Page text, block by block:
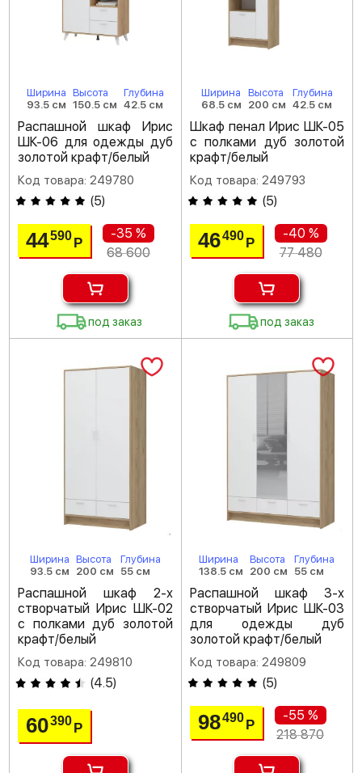
Ширина
93.5 см
Высота
150.5 см
Глубина
42.5 см
Распашной шкаф Ирис
ШК-06 для одежды дуб
золотой крафт/белый
Код товара: 249780
(5)
44590 Р
-35 %
68 600
под заказ
Ширина
68.5 см
Высота
200 см
Глубина
42.5 см
Шкаф пенал Ирис ШК-05
с полками дуб золотой
крафт/белый
Код товара: 249793
(5)
46490 Р
-40 %
77 480
под заказ
Ширина
93.5 см
Высота
200 см
Глубина
55 см
Распашной шкаф 2-х
створчатый Ирис ШК-02
с полками дуб золотой
крафт/белый
Код товара: 249810
(4.5)
60390 Р
Ширина
138.5 см
Высота
200 см
Глубина
55 см
Распашной шкаф 3-х
створчатый Ирис ШК-03
для одежды дуб
золотой крафт/белый
Код товара: 249809
(5)
98490 Р
-55 %
218 870